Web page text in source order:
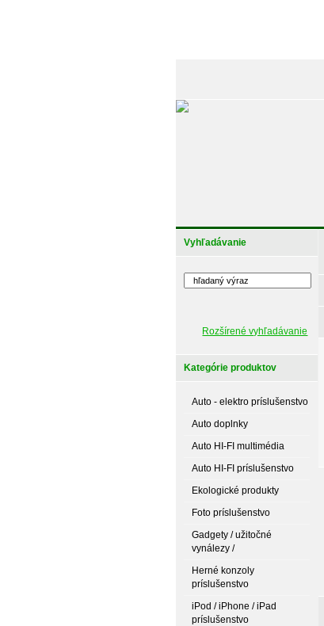
Vyhľadávanie
Rozšírené vyhľadávanie
Kategórie produktov
Auto - elektro príslušenstvo
Auto doplnky
Auto HI-FI multimédia
Auto HI-FI príslušenstvo
Ekologické produkty
Foto príslušenstvo
Gadgety / užitočné
vynálezy /
Herné konzoly
príslušenstvo
iPod / iPhone / iPad
príslušenstvo